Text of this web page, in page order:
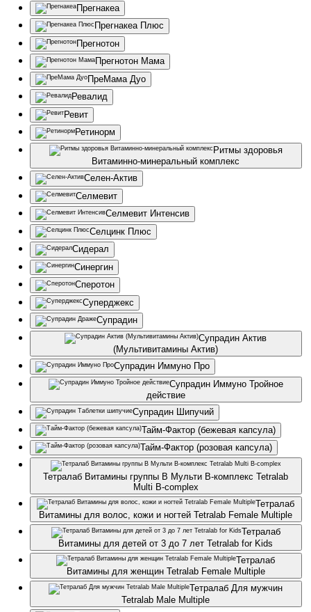
Прегнакеа
Прегнакеа Плюс
Прегнотон
Прегнотон Мама
ПреМама Дуо
Ревалид
Ревит
Ретинорм
Ритмы здоровья
Витаминно-минеральный комплекс
Селен-Актив
Селмевит
Селмевит Интенсив
Селцинк Плюс
Сидерал
Синергин
Сперотон
Суперджекс
Супрадин
Супрадин Актив
(Мультивитамины Актив)
Супрадин Иммуно Про
Супрадин Иммуно Тройное
действие
Супрадин Шипучий
Тайм-Фактор (бежевая капсула)
Тайм-Фактор (розовая капсула)
Тетралаб Витамины группы В Мульти B-комплекс Tetralab
Multi B-complex
Тетралаб
Витамины для волос, кожи и ногтей Tetralab Female Multiple
Тетралаб
Витамины для детей от 3 до 7 лет Tetralab for Kids
Тетралаб
Витамины для женщин Tetralab Female Multiple
Тетралаб Для мужчин
Tetralab Male Multiple